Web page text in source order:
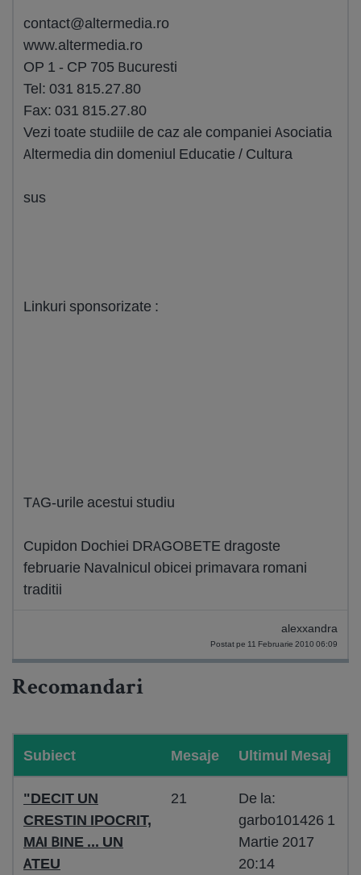
contact@altermedia.ro
www.altermedia.ro
OP 1 - CP 705 Bucuresti
Tel: 031 815.27.80
Fax: 031 815.27.80
Vezi toate studiile de caz ale companiei Asociatia
Altermedia din domeniul Educatie / Cultura
sus
Linkuri sponsorizate :
TAG-urile acestui studiu
Cupidon Dochiei DRAGOBETE dragoste
februarie Navalnicul obicei primavara romani
traditii
alexxandra
Postat pe 11 Februarie 2010 06:09
Recomandari
Subiect Mesaje Ultimul Mesaj
"DECIT UN
CRESTIN IPOCRIT,
MAI BINE ... UN
ATEU
21
De la:
garbo101426 1
Martie 2017
20:14